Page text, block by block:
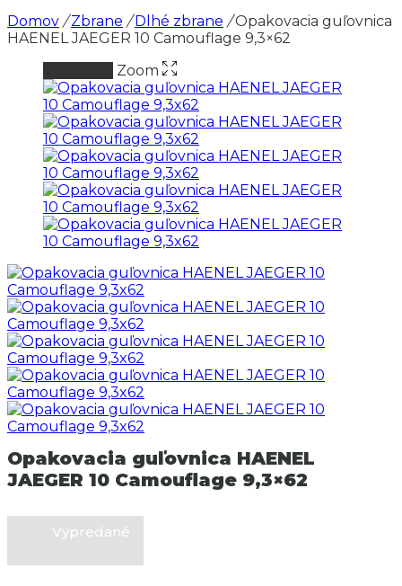
Domov / Zbrane / Dlhé zbrane /Opakovacia guľovnica
HAENEL JAEGER 10 Camouflage 9,3×62
Zoom
Opakovacia guľovnica HAENEL
JAEGER 10 Camouflage 9,3×62
Vypredané